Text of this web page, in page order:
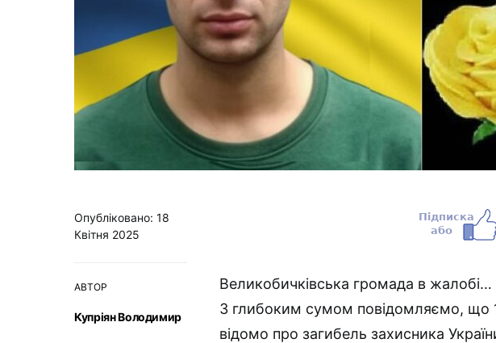
Опубліковано: 18
Квітня 2025
АВТОР
Купріян Володимир
Великобичківська громада в жалобі…
З глибоким сумом повідомляємо, що
відомо про загибель захисника